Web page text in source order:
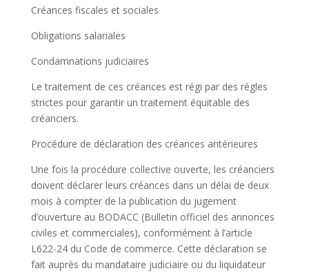
Créances fiscales et sociales
Obligations salariales
Condamnations judiciaires
Le traitement de ces créances est régi par des règles
strictes pour garantir un traitement équitable des
créanciers.
Procédure de déclaration des créances antérieures
Une fois la procédure collective ouverte, les créanciers
doivent déclarer leurs créances dans un délai de deux
mois à compter de la publication du jugement
d’ouverture au BODACC (Bulletin officiel des annonces
civiles et commerciales), conformément à l’article
L622-24 du Code de commerce. Cette déclaration se
fait auprès du mandataire judiciaire ou du liquidateur